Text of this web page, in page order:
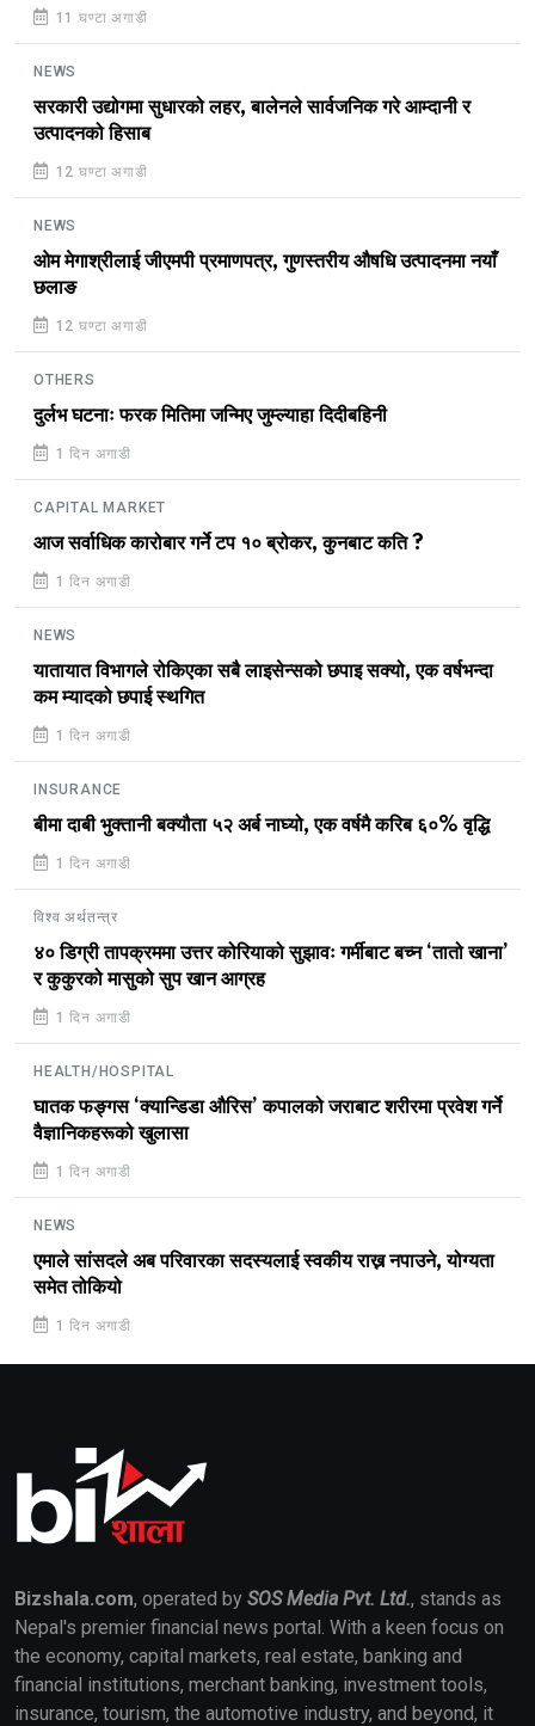
11 घण्टा अगाडी
NEWS
सरकारी उद्योगमा सुधारको लहर, बालेनले सार्वजनिक गरे आम्दानी र
उत्पादनको हिसाब
12 घण्टा अगाडी
NEWS
ओम मेगाश्रीलाई जीएमपी प्रमाणपत्र, गुणस्तरीय औषधि उत्पादनमा नयाँ
छलाङ
12 घण्टा अगाडी
OTHERS
दुर्लभ घटनाः फरक मितिमा जन्मिए जुम्ल्याहा दिदीबहिनी
1 दिन अगाडी
CAPITAL MARKET
आज सर्वाधिक कारोबार गर्ने टप १० ब्रोकर, कुनबाट कति ?
1 दिन अगाडी
NEWS
यातायात विभागले रोकिएका सबै लाइसेन्सको छपाइ सक्यो, एक वर्षभन्दा
कम म्यादको छपाई स्थगित
1 दिन अगाडी
INSURANCE
बीमा दाबी भुक्तानी बक्यौता ५२ अर्ब नाघ्यो, एक वर्षमै करिब ६०% वृद्धि
1 दिन अगाडी
विश्व अर्थतन्त्र
४० डिग्री तापक्रममा उत्तर कोरियाको सुझावः गर्मीबाट बच्न ‘तातो खाना’
र कुकुरको मासुको सुप खान आग्रह
1 दिन अगाडी
HEALTH/HOSPITAL
घातक फङ्गस ‘क्यान्डिडा औरिस’ कपालको जराबाट शरीरमा प्रवेश गर्ने
वैज्ञानिकहरूको खुलासा
1 दिन अगाडी
NEWS
एमाले सांसदले अब परिवारका सदस्यलाई स्वकीय राख्न नपाउने, योग्यता
समेत तोकियो
1 दिन अगाडी
Bizshala.com, operated by SOS Media Pvt. Ltd., stands as
Nepal's premier financial news portal. With a keen focus on
the economy, capital markets, real estate, banking and
financial institutions, merchant banking, investment tools,
insurance, tourism, the automotive industry, and beyond, it